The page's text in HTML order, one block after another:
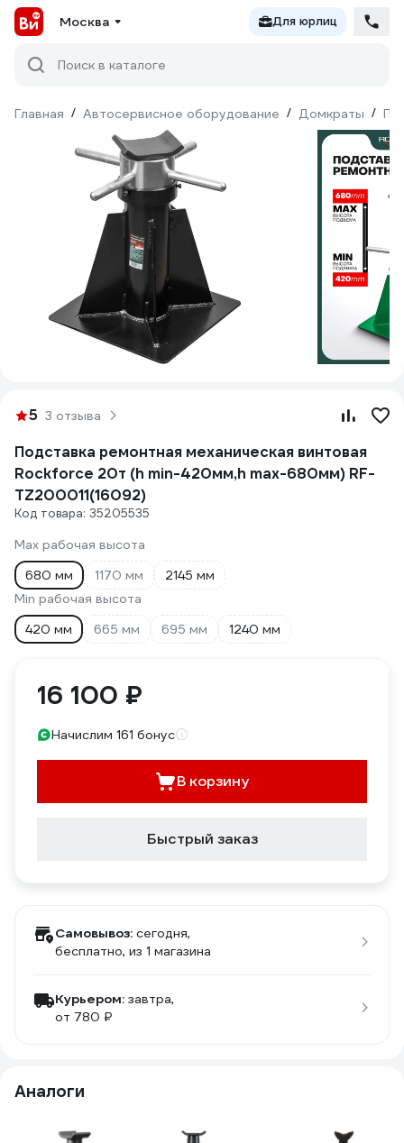
Москва Для юрлиц
Поиск в каталоге
Главная / Автосервисное оборудование / Домкраты /
5 3 отзыва
Подставка ремонтная механическая винтовая
Rockforce 20т (h min-420мм,h max-680мм) RF-
TZ200011(16092)
Код товара: 35205535
Max рабочая высота
680 мм
1170 мм
2145 мм
Min рабочая высота
420 мм
665 мм 695 мм 1240 мм
16 100 ₽
Начислим 161 бонус
В корзину
Быстрый заказ
Самовывоз: сегодня,
бесплатно, из 1 магазина
Курьером: завтра,
от 780 ₽
Аналоги